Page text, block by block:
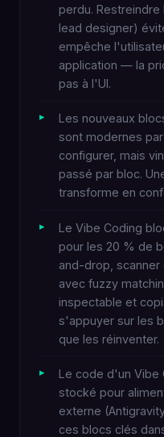
perdu.
lead designer)
empêche
application — la
pas à l'UI.
Les nouveaux
sont modernes
configurer, mais
passé par bloc.
transforme en
Le Vibe Coding
pour les 20 % de
and-drop, scanner
avec fuzzy
inspectable et
s'appuyer sur les
que les réinventer.
Le code d'un Vibe
stocké pour
externe
ces blocs clés